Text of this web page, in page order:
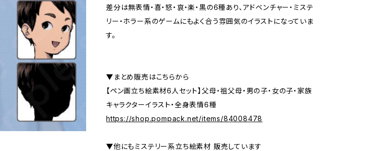
差分は無表情・喜・怒・哀・楽・黒の6種あり、アドベンチャー・ミステ
リー・ホラー系のゲームにもよく合う雰囲気のイラストになっていま
す。
▼まとめ販売はこちらから
【ペン画立ち絵素材6人セット】父母・祖父母・男の子・女の子・家族
キャラクターイラスト・全身表情6種
https://shop.pompack.net/items/84008478
▼他にもミステリー系立ち絵素材 販売しています